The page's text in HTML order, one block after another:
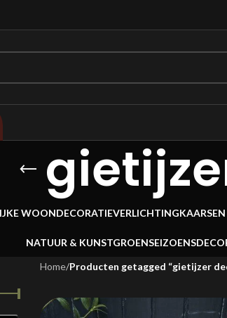
WOONDECORATIEVERLICHTING
NATUUR & KUNSTGROEN
Home/Producten getagged “gietijzer